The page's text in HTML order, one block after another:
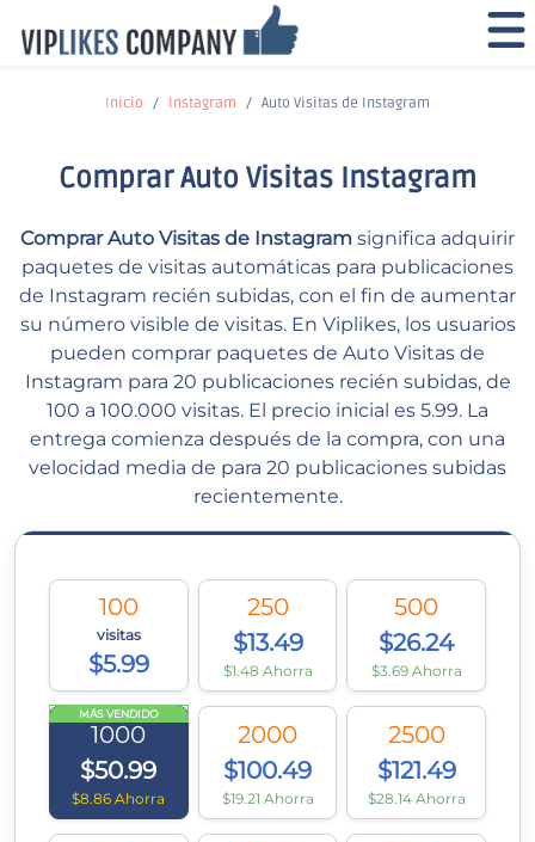
Inicio Instagram Auto Visitas de Instagram
Comprar Auto Visitas Instagram
Comprar Auto Visitas de Instagram significa adquirir
paquetes de visitas automáticas para publicaciones
de Instagram recién subidas, con el fin de aumentar
su número visible de visitas. En Viplikes, los usuarios
pueden comprar paquetes de Auto Visitas de
Instagram para 20 publicaciones recién subidas, de
100 a 100.000 visitas. El precio inicial es 5.99. La
entrega comienza después de la compra, con una
velocidad media de para 20 publicaciones subidas
recientemente.
100
visitas
$5.99
250
$13.49
$1.48 Ahorra
500
$26.24
$3.69 Ahorra
MÁS VENDIDO
1000
$50.99
$8.86 Ahorra
2000
$100.49
$19.21 Ahorra
2500
$121.49
$28.14 Ahorra